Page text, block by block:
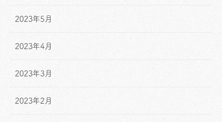
2023年5月
2023年4月
2023年3月
2023年2月